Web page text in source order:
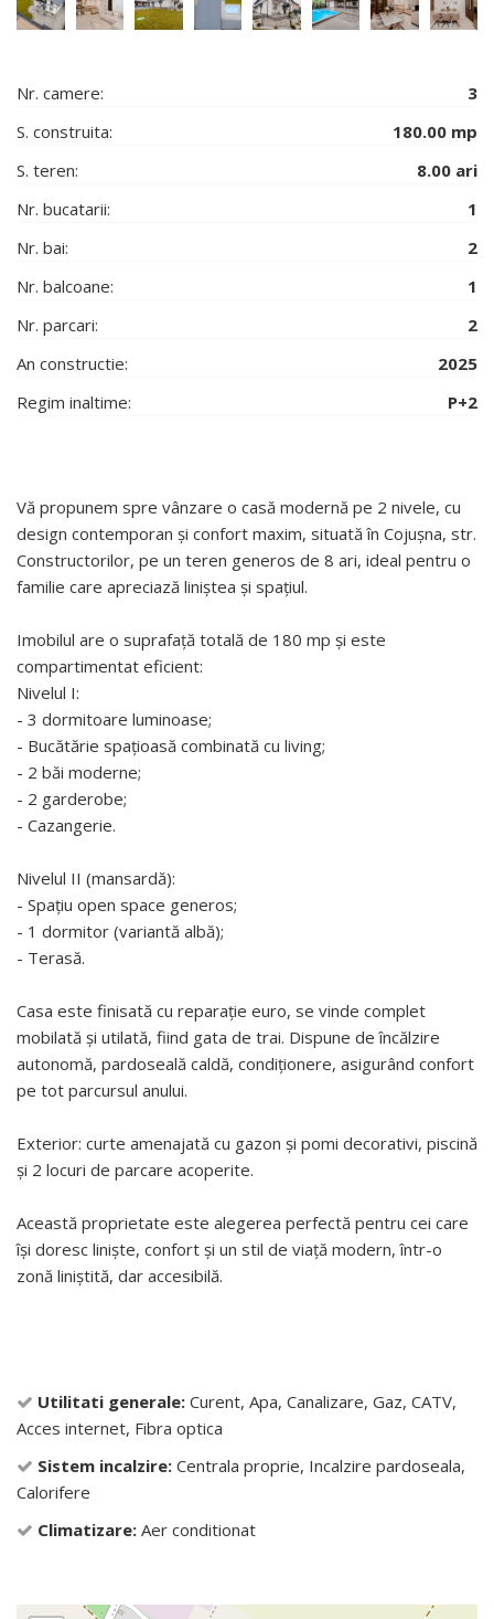
Nr. camere:
3
S. construita:
180.00 mp
S. teren:
8.00 ari
Nr. bucatarii:
1
Nr. bai:
2
Nr. balcoane:
1
Nr. parcari:
2
An constructie:
2025
Regim inaltime:
P+2
Vă propunem spre vânzare o casă modernă pe 2 nivele, cu
design contemporan și confort maxim, situată în Cojușna, str.
Constructorilor, pe un teren generos de 8 ari, ideal pentru o
familie care apreciază liniștea și spațiul.
Imobilul are o suprafață totală de 180 mp și este
compartimentat eficient:
Nivelul I:
- 3 dormitoare luminoase;
- Bucătărie spațioasă combinată cu living;
- 2 băi moderne;
- 2 garderobe;
- Cazangerie.
Nivelul II (mansardă):
- Spațiu open space generos;
- 1 dormitor (variantă albă);
- Terasă.
Casa este finisată cu reparație euro, se vinde complet
mobilată și utilată, fiind gata de trai. Dispune de încălzire
autonomă, pardoseală caldă, condiționere, asigurând confort
pe tot parcursul anului.
Exterior: curte amenajată cu gazon și pomi decorativi, piscină
și 2 locuri de parcare acoperite.
Această proprietate este alegerea perfectă pentru cei care
își doresc liniște, confort și un stil de viață modern, într-o
zonă liniștită, dar accesibilă.
Utilitati generale: Curent, Apa, Canalizare, Gaz, CATV,
Acces internet, Fibra optica
Sistem incalzire: Centrala proprie, Incalzire pardoseala,
Calorifere
Climatizare: Aer conditionat